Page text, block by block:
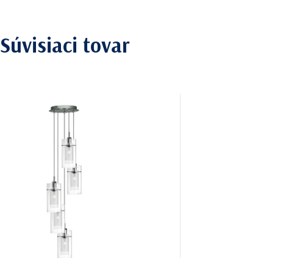
Súvisiaci tovar